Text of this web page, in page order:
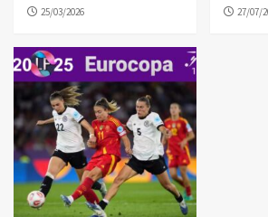
25/03/2026 27/07/